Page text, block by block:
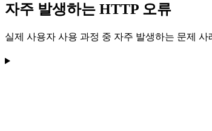
자주 발생하는 HTTP 오류
실제 사용자 사용 과정 중 자주 발생하는 문제